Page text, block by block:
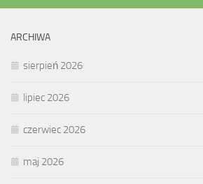
ARCHIWA
sierpień 2026
lipiec 2026
czerwiec 2026
maj 2026